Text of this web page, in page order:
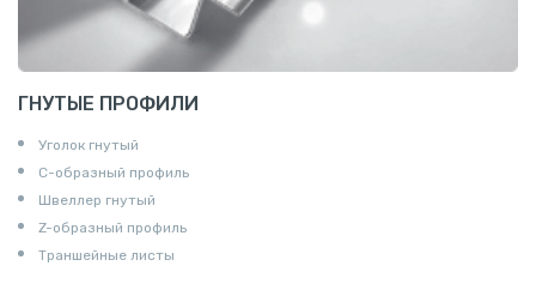
ГНУТЫЕ ПРОФИЛИ
Уголок гнутый
С-образный профиль
Швеллер гнутый
Z-образный профиль
Траншейные листы